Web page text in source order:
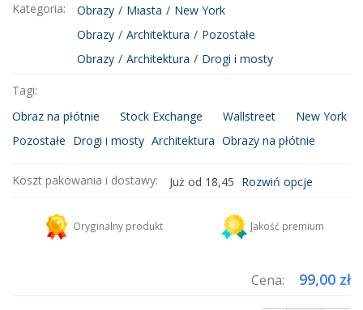
Kategoria: Obrazy / Miasta / New York
Obrazy / Architektura / Pozostałe
Obrazy / Architektura / Drogi i mosty
Tagi:
Obraz na płótnie
Stock Exchange Wallstreet
New York
Pozostałe Drogi i mosty Architektura Obrazy na płótnie
Koszt pakowania i dostawy: Już od 18,45 Rozwiń opcje
Kurier DHL
Dodaj więcej produktów do koszyka i zapłać za wysyłkę tylko raz!
Oryginalny produkt Jakość premium
Cena: 99,00 zł